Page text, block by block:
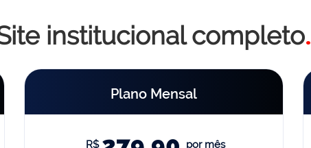
institucional completo.
Plano Mensal
R$ por mês